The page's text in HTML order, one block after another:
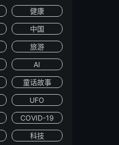
健康
中国
旅游
AI
童话故事
UFO
COVID-19
科技